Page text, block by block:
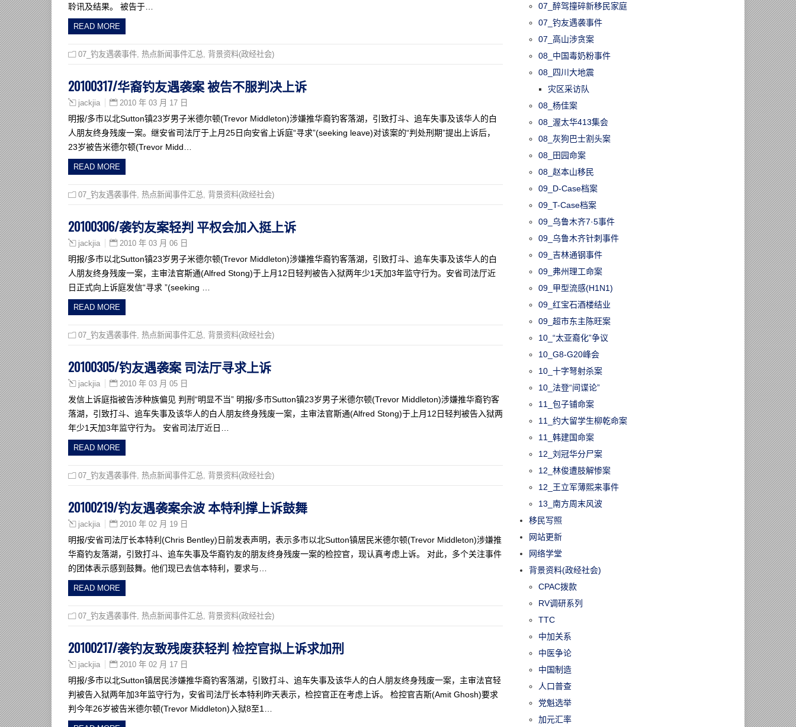
聆讯及结果。 被告于…
READ MORE
07_钓友遇袭事件 热点新闻事件汇总 背景资料(政经社会)
20100317/华裔钓友遇袭案 被告不服判决上诉
jackjia 2010 年 03 月 17 日
明报/多市以北Sutton镇23岁男子米德尔顿(Trevor Middleton)涉嫌推华裔钓客落湖，引致打斗、追车失事及该华人的白
人朋友终身残废一案。继安省司法厅于上月25日向安省上诉庭“寻求”(seeking leave)对该案的“判处刑期”提出上诉后，
23岁被告米德尔顿(Trevor Midd…
READ MORE
07_钓友遇袭事件 热点新闻事件汇总 背景资料(政经社会)
20100306/袭钓友案轻判 平权会加入挺上诉
jackjia 2010 年 03 月 06 日
明报/多市以北Sutton镇23岁男子米德尔顿(Trevor Middleton)涉嫌推华裔钓客落湖，引致打斗、追车失事及该华人的白
人朋友终身残废一案，主审法官斯通(Alfred Stong)于上月12日轻判被告入狱两年少1天加3年监守行为。安省司法厅近
日正式向上诉庭发信“寻求 ”(seeking …
READ MORE
07_钓友遇袭事件 热点新闻事件汇总 背景资料(政经社会)
20100305/钓友遇袭案 司法厅寻求上诉
jackjia 2010 年 03 月 05 日
发信上诉庭指被告涉种族偏见 判刑“明显不当” 明报/多市Sutton镇23岁男子米德尔顿(Trevor Middleton)涉嫌推华裔钓客
落湖，引致打斗、追车失事及该华人的白人朋友终身残废一案，主审法官斯通(Alfred Stong)于上月12日轻判被告入狱两
年少1天加3年监守行为。 安省司法厅近日…
READ MORE
07_钓友遇袭事件 热点新闻事件汇总 背景资料(政经社会)
20100219/钓友遇袭案余波 本特利撑上诉鼓舞
jackjia 2010 年 02 月 19 日
明报/安省司法厅长本特利(Chris Bentley)日前发表声明，表示多市以北Sutton镇居民米德尔顿(Trevor Middleton)涉嫌推
华裔钓友落湖，引致打斗、追车失事及华裔钓友的朋友终身残废一案的检控官，现认真考虑上诉。 对此，多个关注事件
的团体表示感到鼓舞。他们现已去信本特利，要求与…
READ MORE
07_钓友遇袭事件 热点新闻事件汇总 背景资料(政经社会)
20100217/袭钓友致残废获轻判 检控官拟上诉求加刑
jackjia 2010 年 02 月 17 日
明报/多市以北Sutton镇居民涉嫌推华裔钓客落湖，引致打斗、追车失事及该华人的白人朋友终身残废一案，主审法官轻
判被告入狱两年加3年监守行为，安省司法厅长本特利昨天表示，检控官正在考虑上诉。 检控官吉斯(Amit Ghosh)要求
判今年26岁被告米德尔顿(Trevor Middleton)入狱8至1…
07_醉驾撞碎新移民家庭
07_钓友遇袭事件
07_高山涉贪案
08_中国毒奶粉事件
08_四川大地震
灾区采访队
08_杨佳案
08_渥太华413集会
08_灰狗巴士割头案
08_田园命案
08_赵本山移民
09_D-Case档案
09_T-Case档案
09_乌鲁木齐7·5事件
09_乌鲁木齐针刺事件
09_吉林通钢事件
09_弗州理工命案
09_甲型流感(H1N1)
09_红宝石酒楼结业
09_超市东主陈旺案
10_“太亚裔化”争议
10_G8-G20峰会
10_十字弩射杀案
10_法登“间谍论”
11_包子铺命案
11_约大留学生柳乾命案
11_韩建国命案
12_刘冠华分尸案
12_林俊遭肢解惨案
12_王立军薄熙来事件
13_南方周末风波
移民写照
网站更新
网络学堂
背景资料(政经社会)
CPAC拨款
RV调研系列
TTC
中加关系
中医争论
中国制造
人口普查
党魁选举
加元汇率